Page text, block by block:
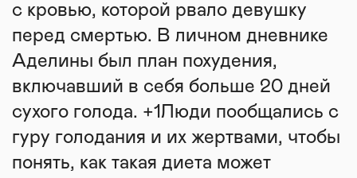
с кровью, которой рвало девушку
перед смертью. В личном дневнике
Аделины был план похудения,
включавший в себя больше 20 дней
сухого голода. +1Люди пообщались с
гуру голодания и их жертвами, чтобы
понять, как такая диета может